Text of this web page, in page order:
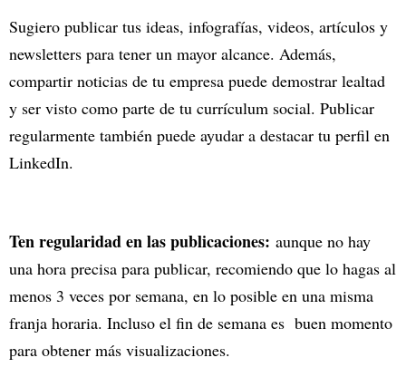
Sugiero publicar tus ideas, infografías, videos, artículos y
newsletters para tener un mayor alcance. Además,
compartir noticias de tu empresa puede demostrar lealtad
y ser visto como parte de tu currículum social. Publicar
regularmente también puede ayudar a destacar tu perfil en
LinkedIn.
Ten regularidad en las publicaciones: aunque no hay
una hora precisa para publicar, recomiendo que lo hagas al
menos 3 veces por semana, en lo posible en una misma
franja horaria. Incluso el fin de semana es buen momento
para obtener más visualizaciones.